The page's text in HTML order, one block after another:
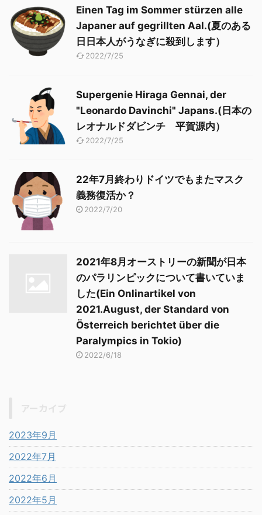
Einen Tag im Sommer stürzen alle
Japaner auf gegrillten Aal.(夏のある
日日本人がうなぎに殺到します）
2022/7/25
Supergenie Hiraga Gennai, der
"Leonardo Davinchi" Japans.(日本の
レオナルドダビンチ 平賀源内）
2022/7/25
22年7月終わりドイツでもまたマスク
義務復活か？
2022/7/20
2021年8月オーストリーの新聞が日本
のパラリンピックについて書いていま
した(Ein Onlinartikel von
2021.August, der Standard von
Österreich berichtet über die
Paralympics in Tokio)
2022/6/18
2023年9月
2022年7月
2022年6月
2022年5月